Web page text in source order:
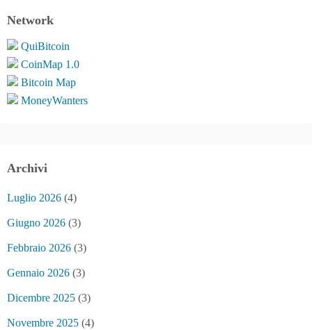
Network
QuiBitcoin
CoinMap 1.0
Bitcoin Map
MoneyWanters
Archivi
Luglio 2026 (4)
Giugno 2026 (3)
Febbraio 2026 (3)
Gennaio 2026 (3)
Dicembre 2025 (3)
Novembre 2025 (4)